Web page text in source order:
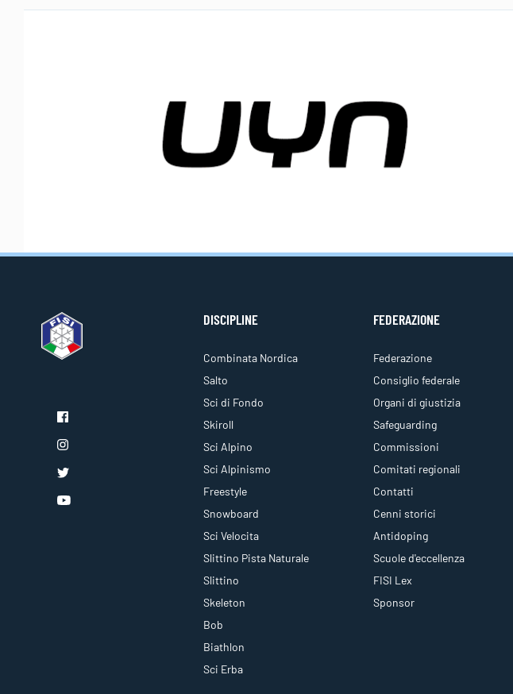
DISCIPLINE
Combinata Nordica
Salto
Sci di Fondo
Skiroll
Sci Alpino
Sci Alpinismo
Freestyle
Snowboard
Sci Velocita
Slittino Pista Naturale
Slittino
Skeleton
Bob
Biathlon
Sci Erba
FEDERAZIONE
Federazione
Consiglio federale
Organi di giustizia
Safeguarding
Commissioni
Comitati regionali
Contatti
Cenni storici
Antidoping
Scuole d'eccellenza
FISI Lex
Sponsor